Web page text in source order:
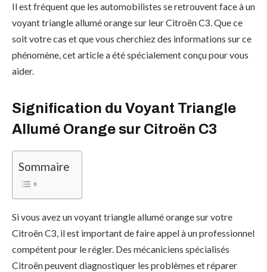
Il est fréquent que les automobilistes se retrouvent face à un
voyant triangle allumé orange sur leur Citroën C3. Que ce
soit votre cas et que vous cherchiez des informations sur ce
phénomène, cet article a été spécialement conçu pour vous
aider.
Signification du Voyant Triangle
Allumé Orange sur Citroën C3
Sommaire
Si vous avez un voyant triangle allumé orange sur votre
Citroën C3, il est important de faire appel à un professionnel
compétent pour le régler. Des mécaniciens spécialisés
Citroën peuvent diagnostiquer les problèmes et réparer